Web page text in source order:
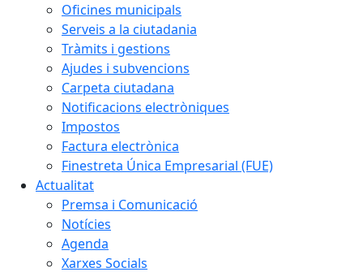
Oficines municipals
Serveis a la ciutadania
Tràmits i gestions
Ajudes i subvencions
Carpeta ciutadana
Notificacions electròniques
Impostos
Factura electrònica
Finestreta Única Empresarial (FUE)
Actualitat
Premsa i Comunicació
Notícies
Agenda
Xarxes Socials